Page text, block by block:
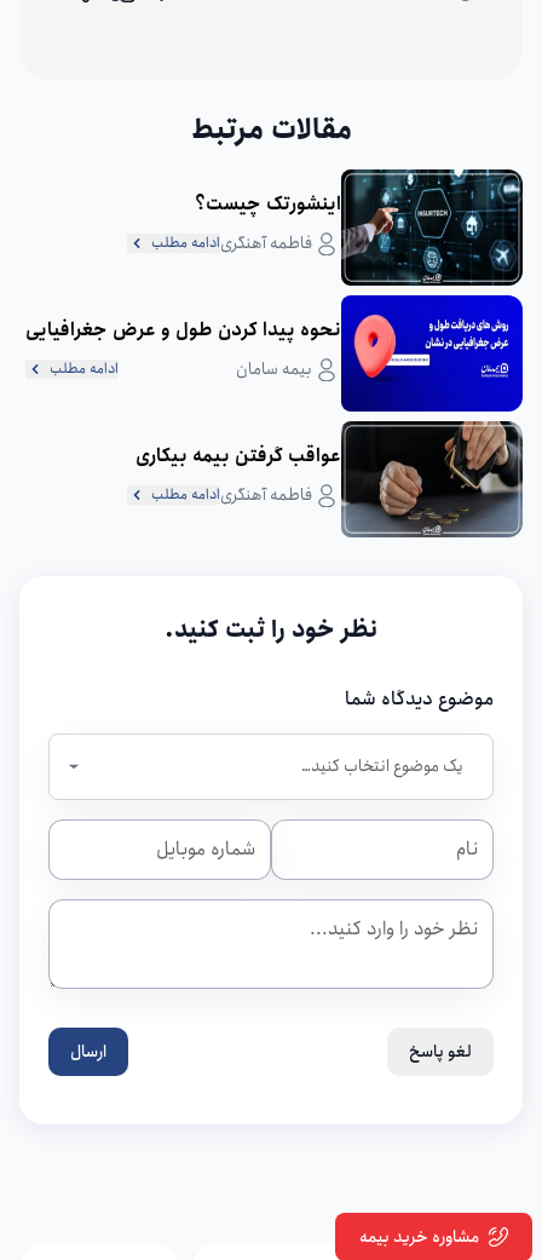
اشتراک گذاری
مقالات مرتبط
اینشورتک چیست؟
فاطمه آهنگریادامه مطلب
نحوه پیدا کردن طول و عرض جغرافیایی
بیمه سامان ادامه مطلب
عواقب گرفتن بیمه بیکاری
فاطمه آهنگریادامه مطلب
نظر خود را ثبت کنید.
موضوع دیدگاه شما
لغو پاسخ ارسال
مشاوره خرید بیمه